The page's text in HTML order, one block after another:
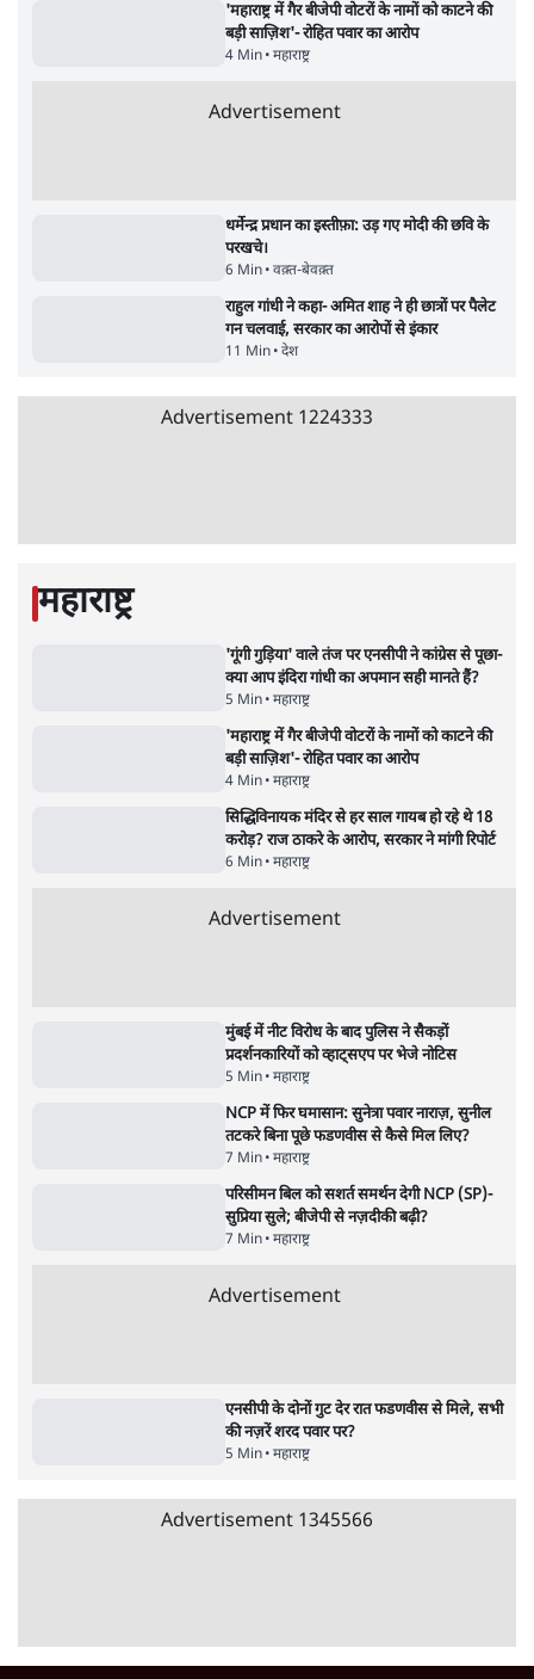
'महाराष्ट्र में गैर बीजेपी वोटरों के नामों को काटने की
बड़ी साज़िश'- रोहित पवार का आरोप
4 Min• महाराष्ट्र
Advertisement
धर्मेन्द्र प्रधान का इस्तीफ़ा: उड़ गए मोदी की छवि के
परखचे।
6 Min• वक़्त-बेवक़्त
राहुल गांधी ने कहा- अमित शाह ने ही छात्रों पर पैलेट
गन चलवाई, सरकार का आरोपों से इंकार
11 Min• देश
Advertisement 1224333
महाराष्ट्र
'गूंगी गुड़िया' वाले तंज पर एनसीपी ने कांग्रेस से पूछा-
क्या आप इंदिरा गांधी का अपमान सही मानते हैं?
5 Min• महाराष्ट्र
'महाराष्ट्र में गैर बीजेपी वोटरों के नामों को काटने की
बड़ी साज़िश'- रोहित पवार का आरोप
4 Min• महाराष्ट्र
सिद्धिविनायक मंदिर से हर साल गायब हो रहे थे 18
करोड़? राज ठाकरे के आरोप, सरकार ने मांगी रिपोर्ट
6 Min• महाराष्ट्र
Advertisement
मुंबई में नीट विरोध के बाद पुलिस ने सैकड़ों
प्रदर्शनकारियों को व्हाट्सएप पर भेजे नोटिस
5 Min• महाराष्ट्र
NCP में फिर घमासान: सुनेत्रा पवार नाराज़, सुनील
तटकरे बिना पूछे फडणवीस से कैसे मिल लिए?
7 Min• महाराष्ट्र
परिसीमन बिल को सशर्त समर्थन देगी NCP (SP)-
सुप्रिया सुले; बीजेपी से नज़दीकी बढ़ी?
7 Min• महाराष्ट्र
Advertisement
एनसीपी के दोनों गुट देर रात फडणवीस से मिले, सभी
की नज़रें शरद पवार पर?
5 Min• महाराष्ट्र
Advertisement 1345566